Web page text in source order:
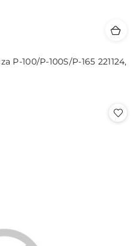
P-100/P-100S/P-165 221124,